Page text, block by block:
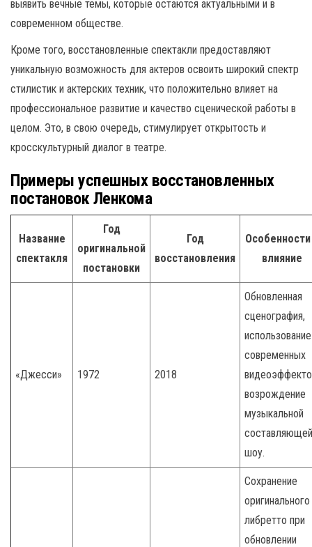
выявить вечные темы, которые остаются актуальными и в
современном обществе.
Кроме того, восстановленные спектакли предоставляют
уникальную возможность для актеров освоить широкий спектр
стилистик и актерских техник, что положительно влияет на
профессиональное развитие и качество сценической работы в
целом. Это, в свою очередь, стимулирует открытость и
кросскультурный диалог в театре.
Примеры успешных восстановленных
постановок Ленкома
Название
спектакля
Год
оригинальной
постановки
Год
восстановления
влияние
«Джесси» 1972 2018
Обновленная
сценография,
использование
современных
возрождение
музыкальной
составляющей
шоу.
Сохранение
оригинального
либретто при
обновлении